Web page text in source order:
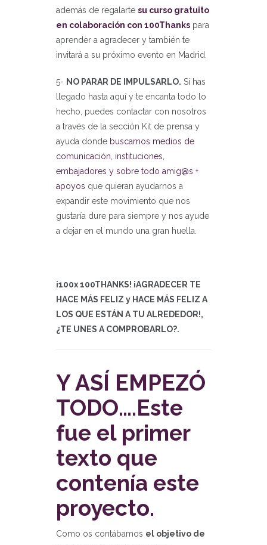
además de regalarte su curso gratuito
en colaboración con 100Thanks para
aprender a agradecer y también te
invitará a su próximo evento en Madrid.
5- NO PARAR DE IMPULSARLO. Si has
llegado hasta aquí y te encanta todo lo
hecho, puedes contactar con nosotros
a través de la sección Kit de prensa y
ayuda donde buscamos medios de
comunicación, instituciones,
embajadores y sobre todo amig@s +
apoyos que quieran ayudarnos a
expandir este movimiento que nos
gustaría dure para siempre y nos ayude
a dejar en el mundo una gran huella.
¡100x 100THANKS! ¡AGRADECER TE
HACE MÁS FELIZ y HACE MÁS FELIZ A
LOS QUE ESTÁN A TU ALREDEDOR!,
¿TE UNES A COMPROBARLO?.
Y ASÍ EMPEZÓ
TODO….Este
fue el primer
texto que
contenía este
proyecto.
Como os contábamos el objetivo de